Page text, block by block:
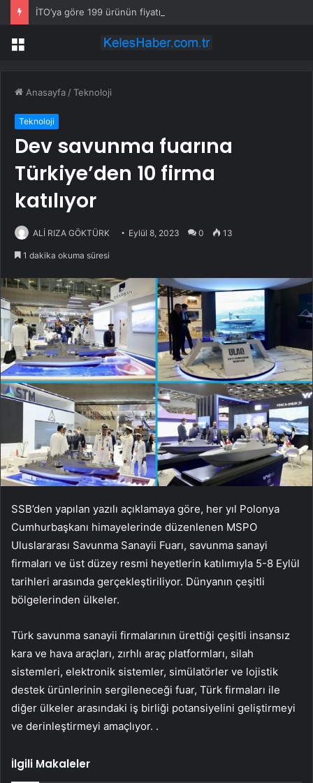
İTO’ya göre 199 ürünün fiyatı arttı
Menü
Anasayfa /Teknoloji
Teknoloji
Dev savunma fuarına
Türkiye’den 10 firma
katılıyor
ALİ RIZA GÖKTÜRK Eylül 8, 2023 0 13
1 dakika okuma süresi
SSB’den yapılan yazılı açıklamaya göre, her yıl Polonya
Cumhurbaşkanı himayelerinde düzenlenen MSPO
Uluslararası Savunma Sanayii Fuarı, savunma sanayi
firmaları ve üst düzey resmi heyetlerin katılımıyla 5-8 Eylül
tarihleri ​​arasında gerçekleştiriliyor. Dünyanın çeşitli
bölgelerinden ülkeler.
Türk savunma sanayii firmalarının ürettiği çeşitli insansız
kara ve hava araçları, zırhlı araç platformları, silah
sistemleri, elektronik sistemler, simülatörler ve lojistik
destek ürünlerinin sergileneceği fuar, Türk firmaları ile
diğer ülkeler arasındaki iş birliği potansiyelini geliştirmeyi
ve derinleştirmeyi amaçlıyor. .
İlgili Makaleler